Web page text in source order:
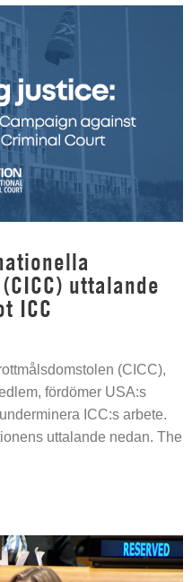
uttalande
ICC
(CICC),
fördömer USA:s
ICC:s arbete.
uttalande nedan. The